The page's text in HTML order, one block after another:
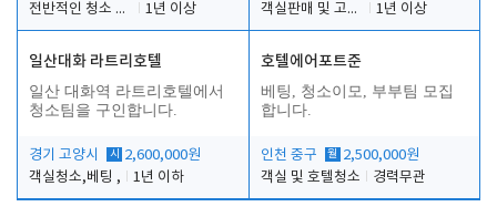
전반적인 청소 업무(객실청소.객실정리)
1년 이상
객실판매 및 고객응대
1년 이상
일산대화 라트리호텔
일산 대화역 라트리호텔에서
청소팀을 구인합니다.
경기 고양시 시
2,600,000원
객실청소,베팅 ,
1년 이하
호텔에어포트준
베팅, 청소이모, 부부팀 모집
합니다.
인천 중구 월 2,500,000원
객실 및 호텔청소
경력무관